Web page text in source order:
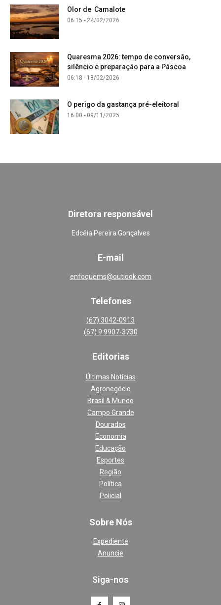
Olor de Camalote
06:15 - 24/02/2026
Quaresma 2026: tempo de conversão,
silêncio e preparação para a Páscoa
06:18 - 18/02/2026
O perigo da gastança pré-eleitoral
16:00 - 09/11/2025
Diretora responsável
Edcéia Pereira Gonçalves
E-mail
enfoquems@outlook.com
Telefones
(67) 3042-0913
(67) 9 9907-3730
Editorias
Últimas Notícias
Agronegócio
Brasil & Mundo
Campo Grande
Dourados
Economia
Educação
Esportes
Região
Política
Policial
Sobre Nós
Expediente
Anuncie
Siga-nos